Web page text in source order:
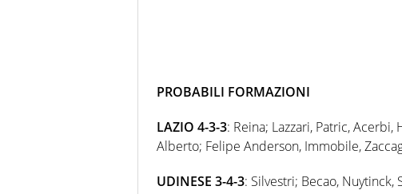
PROBABILI FORMAZIONI
LAZIO 4-3-3: Reina; Lazzari, Patric, Acerbi,
Alberto; Felipe Anderson, Immobile,
UDINESE 3-4-3: Silvestri; Becao, Nuytinck,